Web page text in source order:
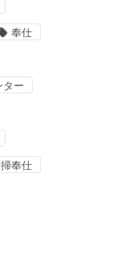
奉仕
ター
奉仕